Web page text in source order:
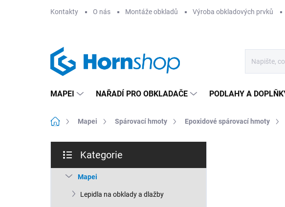
Kontakty O nás Montáže obkladů Výroba obkladových prvků
MAPEI NAŘADÍ PRO OBKLADAČE PODLAHY A
Domů Mapei Spárovací hmoty Epoxidové spárovací hmoty
s
kategorie
Kategorie
Mapei
Lepidla na obklady a dlažby